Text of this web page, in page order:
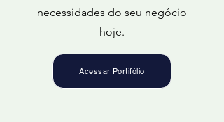
necessidades do seu negócio
hoje.
Acessar Portifólio